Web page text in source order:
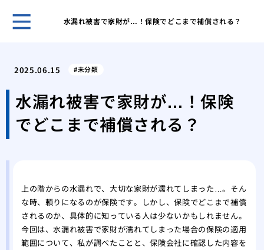
水漏れ被害で家財が…！保険でどこまで補償される？
洗
方
処法
2025.06.15 未分類
水漏れ被害で家財が…！保険
でどこまで補償される？
上の階からの水漏れで、大切な家財が濡れてしまった…。そん
な時、頼りになるのが保険です。しかし、保険でどこまで補償
されるのか、具体的に知っている人は少ないかもしれません。
今回は、水漏れ被害で家財が濡れてしまった場合の保険の適用
範囲について、私が調べたことと、保険会社に確認した内容を